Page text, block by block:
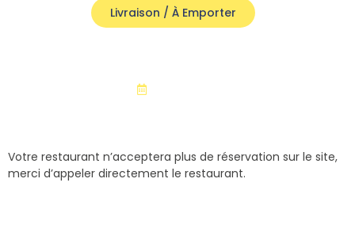
Livraison / À Emporter
Votre restaurant n’acceptera plus de réservation sur le site,
merci d’appeler directement le restaurant.